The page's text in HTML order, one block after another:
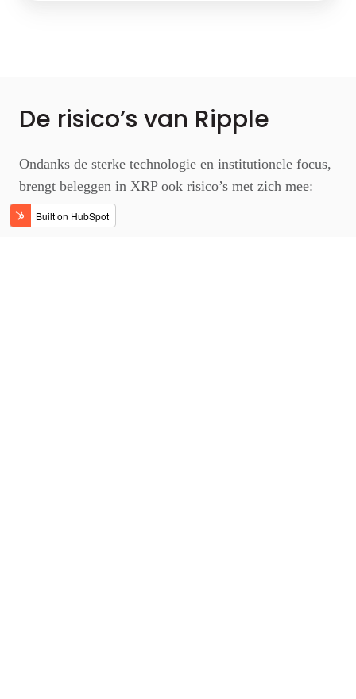
De risico’s van Ripple
Ondanks de sterke technologie en institutionele focus,
brengt beleggen in XRP ook risico’s met zich mee: